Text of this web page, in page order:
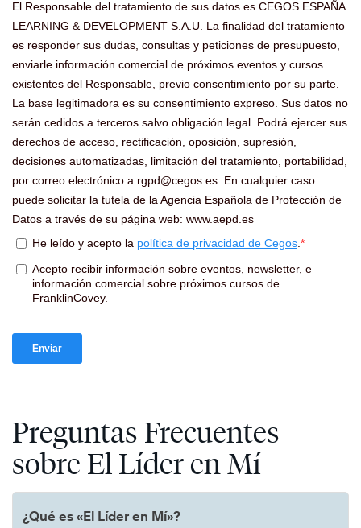
Preguntas Frecuentes
sobre El Líder en Mí
¿Qué es «El Líder en Mí»?